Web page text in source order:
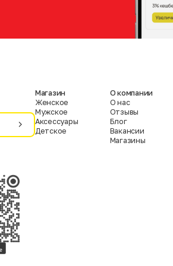
Магазин
Женское
Мужское
Аксессуары
Детское
О компании
О нас
Отзывы
Блог
Вакансии
Магазины